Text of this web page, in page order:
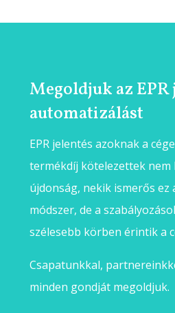
Megoldjuk az EPR
automatizálást
EPR jelentés azoknak a
termékdíj kötelezettek nem
újdonság, nekik ismerős ez
módszer, de a
szélesebb körben érintik a
Csapatunkkal,
minden gondját megoldjuk.